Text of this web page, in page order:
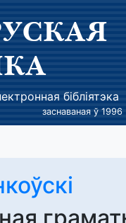
бібліятэка
заснаваная ў 1996